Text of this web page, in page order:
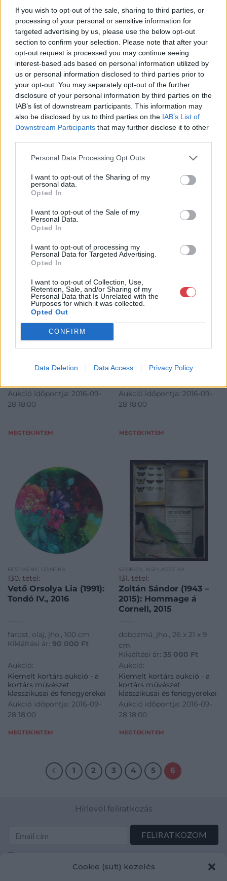
If you wish to opt-out of the sale, sharing to third parties, or
processing of your personal or sensitive information for
targeted advertising by us, please use the below opt-out
section to confirm your selection. Please note that after your
opt-out request is processed you may continue seeing
interest-based ads based on personal information utilized by
us or personal information disclosed to third parties prior to
your opt-out. You may separately opt-out of the further
disclosure of your personal information by third parties on the
IAB’s list of downstream participants. This information may
also be disclosed by us to third parties on the IAB’s List of
Downstream Participants that may further disclose it to other
Personal Data Processing Opt Outs
I want to opt-out of the Sharing of my
personal data.
Opted In
I want to opt-out of the Sale of my
Personal Data.
Opted In
I want to opt-out of processing my
Personal Data for Targeted Advertising.
Opted In
I want to opt-out of Collection, Use,
Retention, Sale, and/or Sharing of my
Personal Data that Is Unrelated with the
Purposes for which it was collected.
Opted Out
CONFIRM
Data Deletion Data Access Privacy Policy
Cookie (süti) kezelés
1992
vászon, olaj, jjl., 53 x 50 cm
Kikiáltási ár:90 000Ft
Aukció:
Kiemelt kortárs aukció - a
kortárs művészet
klasszikusai és fenegyerekei
Aukció időpontja: 2016-09-
28 18:00
vászon, olaj, jho., 60 x 60 cm
Kikiáltási ár:90 000 Ft
Aukció:
Kiemelt kortárs aukció - a
kortárs művészet
klasszikusai és fenegyerekei
Aukció időpontja: 2016-09-
28 18:00
MEGTEKINTEM
FESTMÉNY, GRAFIKA
128. tétel:
Verebics Katalin (1980):
Párizs MX
fotókollázs, jjl, 65 x 45 cm
Kikiáltási ár:80 000Ft
Kiemelt kortárs aukció - a
Aukció időpontja: 2016-09-
28 18:00
MEGTEKINTEM
129. tétel:
Veres Balázs (1982):
SWIFT, 2015
hungarocell, print, jho., 35 x
Kiemelt kortárs aukció - a
kortárs művészet
Aukció időpontja: 2016-09-
28 18:00
MEGTEKINTEM
FESTMÉNY, GRAFIKA
130. tétel:
Vető Orsolya Lia (1991):
Tondó IV., 2016
farost, olaj, jho., 100 cm
Kikiáltási ár: 90 000 Ft
Aukció:
Kiemelt kortárs aukció - a
kortárs művészet
klasszikusai és fenegyerekei
Aukció időpontja: 2016-09-
28 18:00
MEGTEKINTEM
SZOBOR, KISPLASZTIKA
131. tétel:
Zoltán Sándor (1943 –
2015): Hommage á
Cornell, 2015
dobozmű, jho., 26 x 21 x 9
cm
Kikiáltási ár: 35 000 Ft
Aukció:
Kiemelt kortárs aukció - a
kortárs művészet
klasszikusai és fenegyerekei
Aukció időpontja: 2016-09-
28 18:00
MEGTEKINTEM
1 2 3 4 5 6
Hírlevél feliratkozás
mutargy.com/adatkezelesi-tajekoztato/